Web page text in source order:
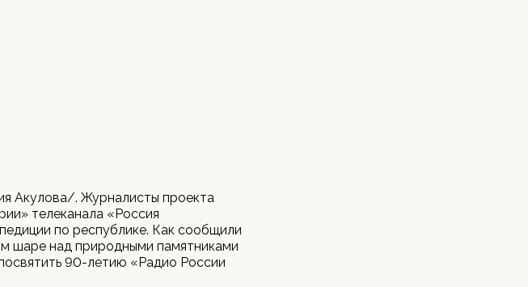
Акулова/. Журналисты проекта
телеканала «Россия
по республике. Как сообщили
шаре над природными памятниками
90-летию «Радио России